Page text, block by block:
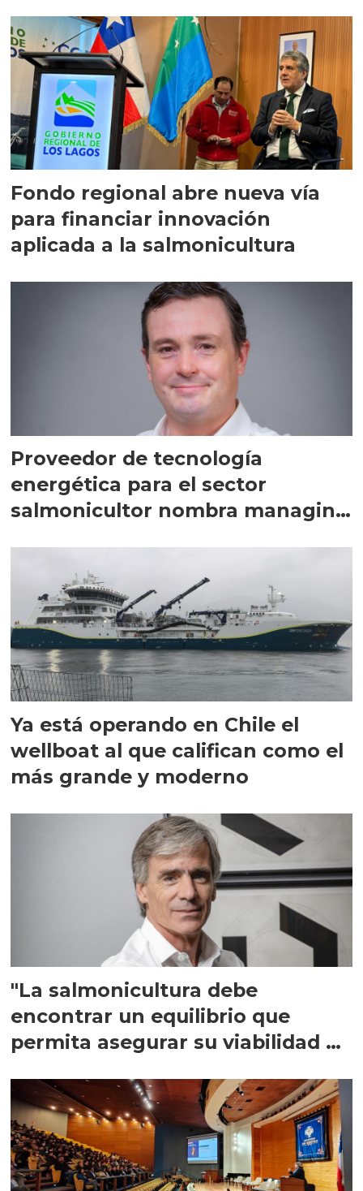
Fondo regional abre nueva vía
para financiar innovación
aplicada a la salmonicultura
Proveedor de tecnología
energética para el sector
salmonicultor nombra managing
Ya está operando en Chile el
wellboat al que califican como el
más grande y moderno
"La salmonicultura debe
encontrar un equilibrio que
permita asegurar su viabilidad de